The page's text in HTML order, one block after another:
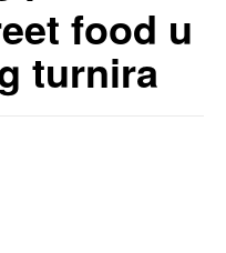
food u
turnira